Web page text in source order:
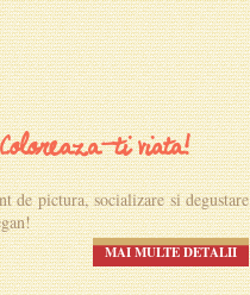
Coloreaza-ti viata!
de pictura, socializare si degustare
MAI MULTE DETALII